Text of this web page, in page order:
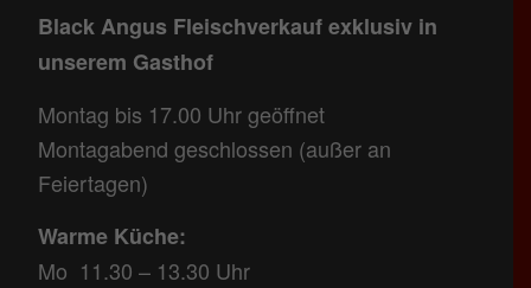
Black Angus Fleischverkauf exklusiv in
unserem Gasthof
Montag bis 17.00 Uhr geöffnet
Montagabend geschlossen (außer an
Feiertagen)
Warme Küche:
Mo 11.30 – 13.30 Uhr